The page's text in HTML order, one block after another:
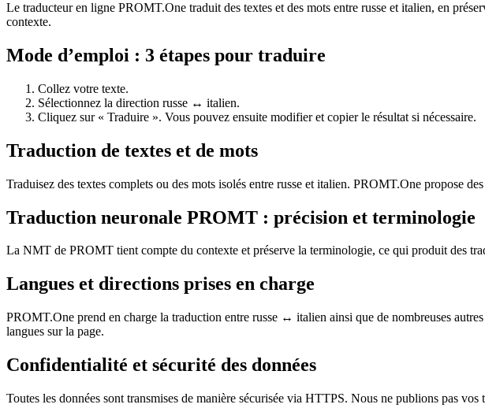
Le traducteur en ligne PROMT.One traduit des textes et des mots entre russe et italien, en
contexte.
Mode d’emploi : 3 étapes pour traduire
Collez votre texte.
Sélectionnez la direction russe ↔ italien.
Cliquez sur « Traduire ». Vous pouvez ensuite modifier et copier le résultat si nécessaire.
Traduction de textes et de mots
Traduisez des textes complets ou des mots isolés entre russe et italien. PROMT.One propose
Traduction neuronale PROMT : précision et terminologie
La NMT de PROMT tient compte du contexte et préserve la terminologie, ce qui produit des
Langues et directions prises en charge
PROMT.One prend en charge la traduction entre russe ↔ italien ainsi que de nombreuses
langues sur la page.
Confidentialité et sécurité des données
Toutes les données sont transmises de manière sécurisée via HTTPS. Nous ne publions pas vos